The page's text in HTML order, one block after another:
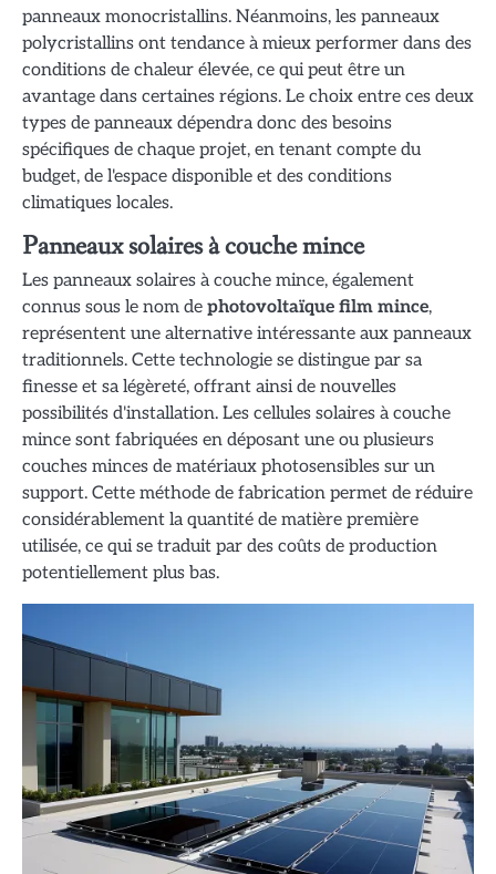
panneaux monocristallins. Néanmoins, les panneaux
polycristallins ont tendance à mieux performer dans des
conditions de chaleur élevée, ce qui peut être un
avantage dans certaines régions. Le choix entre ces deux
types de panneaux dépendra donc des besoins
spécifiques de chaque projet, en tenant compte du
budget, de l'espace disponible et des conditions
climatiques locales.
Panneaux solaires à couche mince
Les panneaux solaires à couche mince, également
connus sous le nom de photovoltaïque film mince,
représentent une alternative intéressante aux panneaux
traditionnels. Cette technologie se distingue par sa
finesse et sa légèreté, offrant ainsi de nouvelles
possibilités d'installation. Les cellules solaires à couche
mince sont fabriquées en déposant une ou plusieurs
couches minces de matériaux photosensibles sur un
support. Cette méthode de fabrication permet de réduire
considérablement la quantité de matière première
utilisée, ce qui se traduit par des coûts de production
potentiellement plus bas.